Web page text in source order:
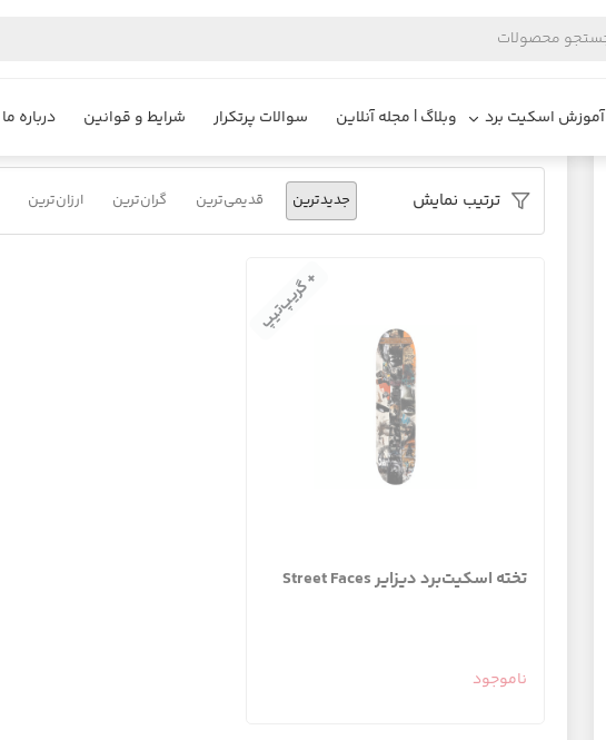
آموزش اسکیت برد وبلاگ | مجله آنلاین سوالات پرتکرار شرایط و قوانین درباره ما فروشگاه دیزایر محصولات تخته اسکیت ضد لغزش
ترتیب نمایش جدیدترین قدیمی‌ترین گران‌ترین ارزان‌ترین
تخته اسکیت‌برد دیزایر Street Faces
ناموجود
+ گریپ‌تیپ